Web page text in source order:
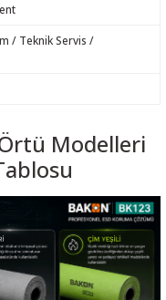
/ Teknik Servis /
Modelleri